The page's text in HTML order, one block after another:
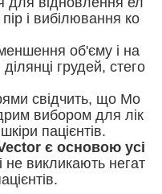
і вибілювання ко
об'єму і на
грудей, стего
свідчить, що Mo
вибором для лік
пацієнтів.
є основою усі
і не викликають негат